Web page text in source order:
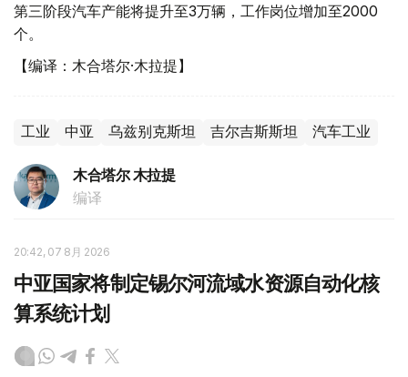
第三阶段汽车产能将提升至3万辆，工作岗位增加至2000
个。
【编译：木合塔尔·木拉提】
工业 中亚 乌兹别克斯坦 吉尔吉斯斯坦 汽车工业
木合塔尔 木拉提
编译
20:42, 07 8月 2026
中亚国家将制定锡尔河流域水资源自动化核
算系统计划